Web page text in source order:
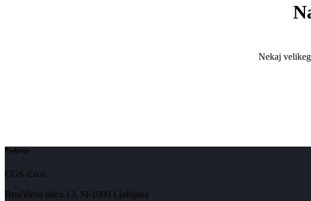
Nekaj
Podjetje
CGS d.o.o.
Brnčičeva ulica 13, SI-1000 Ljubljana